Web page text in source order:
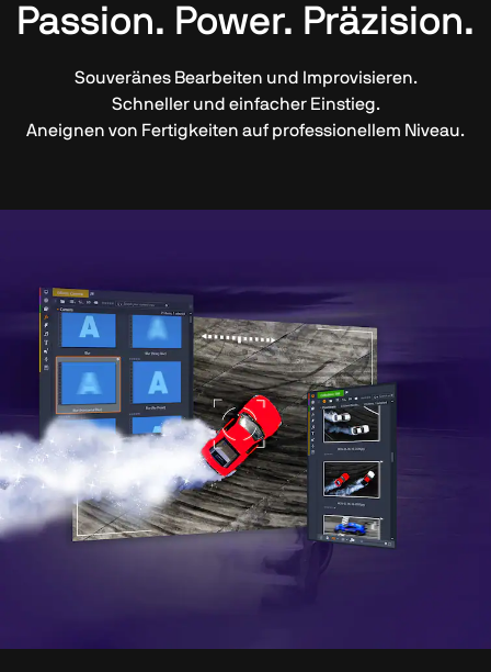
Passion. Power. Präzision.
Souveränes Bearbeiten und Improvisieren.
Schneller und einfacher Einstieg.
Aneignen von Fertigkeiten auf professionellem Niveau.